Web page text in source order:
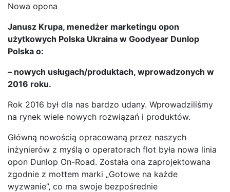
Nowa opona
Janusz Krupa, menedżer marketingu opon
użytkowych Polska Ukraina w Goodyear Dunlop
Polska o:
– nowych usługach/produktach, wprowadzonych w
2016 roku.
Rok 2016 był dla nas bardzo udany. Wprowadziliśmy
na rynek wiele nowych rozwiązań i produktów.
Główną nowością opracowaną przez naszych
inżynierów z myślą o operatorach flot była nowa linia
opon Dunlop On-Road. Została ona zaprojektowana
zgodnie z mottem marki „Gotowe na każde
wyzwanie”, co ma swoje bezpośrednie